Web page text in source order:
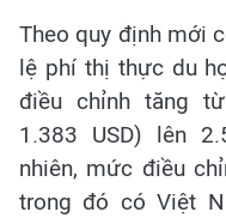
Theo quy định mới
lệ phí thị thực du
điều chỉnh tăng
1.383 USD) lên
nhiên, mức điều
trong đó có Việt